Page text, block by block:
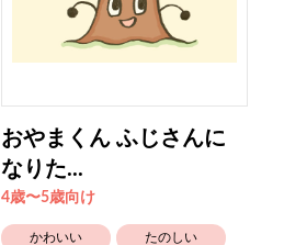
おやまくん ふじさんに
なりた...
4歳〜5歳向け
かわいい たのしい